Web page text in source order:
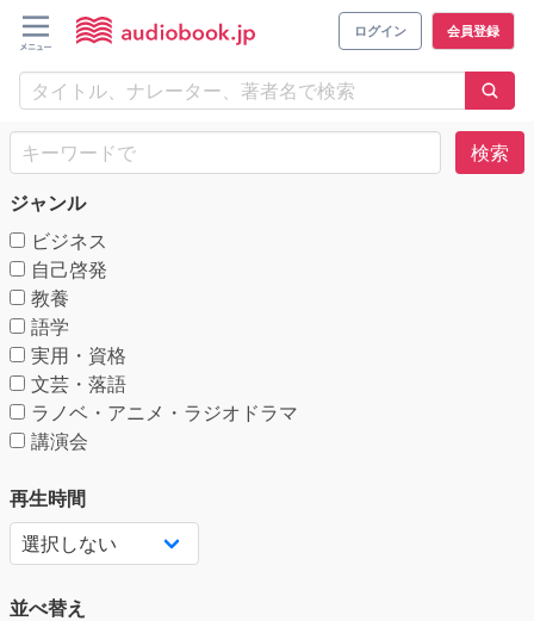
ログイン 会員登録
検索
ジャンル
ビジネス
自己啓発
教養
語学
実用・資格
文芸・落語
ラノベ・アニメ・ラジオドラマ
講演会
再生時間
並べ替え